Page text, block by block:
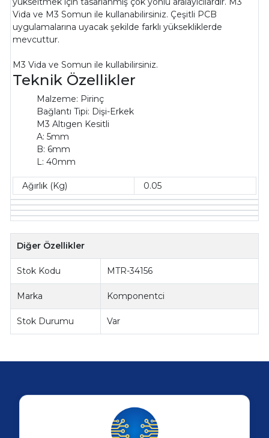
Vida ve M3 Somun ile kullanabilirsiniz. Çeşitli PCB
uygulamalarına uyacak şekilde farklı yüksekliklerde
mevcuttur.
M3 Vida veSomun ile kullabilirsiniz.
Teknik Özellikler
Malzeme: Pirinç
Bağlantı Tipi: Dişi-Erkek
M3 Altıgen Kesitli
A: 5mm
B: 6mm
L: 40mm
Ağırlık (Kg) 0.05
Diğer Özellikler
Stok Kodu MTR-34156
Marka Komponentci
Stok Durumu Var